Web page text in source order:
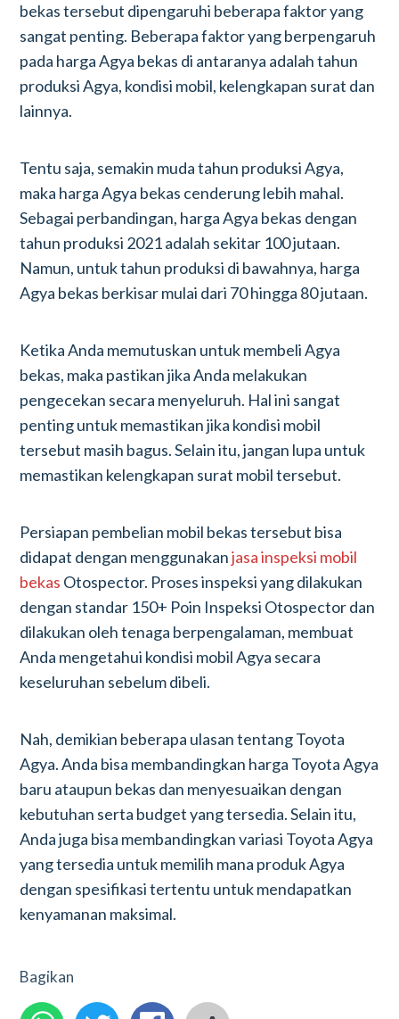
bekas tersebut dipengaruhi beberapa faktor yang
sangat penting. Beberapa faktor yang berpengaruh
pada harga Agya bekas di antaranya adalah tahun
produksi Agya, kondisi mobil, kelengkapan surat dan
lainnya.
Tentu saja, semakin muda tahun produksi Agya,
maka harga Agya bekas cenderung lebih mahal.
Sebagai perbandingan, harga Agya bekas dengan
tahun produksi 2021 adalah sekitar 100 jutaan.
Namun, untuk tahun produksi di bawahnya, harga
Agya bekas berkisar mulai dari 70 hingga 80 jutaan.
Ketika Anda memutuskan untuk membeli Agya
bekas, maka pastikan jika Anda melakukan
pengecekan secara menyeluruh. Hal ini sangat
penting untuk memastikan jika kondisi mobil
tersebut masih bagus. Selain itu, jangan lupa untuk
memastikan kelengkapan surat mobil tersebut.
Persiapan pembelian mobil bekas tersebut bisa
didapat dengan menggunakanjasa inspeksi mobil
bekas Otospector. Proses inspeksi yang dilakukan
dengan standar 150+ Poin Inspeksi Otospector dan
dilakukan oleh tenaga berpengalaman, membuat
Anda mengetahui kondisi mobil Agya secara
keseluruhan sebelum dibeli.
Nah, demikian beberapa ulasan tentang Toyota
Agya. Anda bisa membandingkan harga Toyota Agya
baru ataupun bekas dan menyesuaikan dengan
kebutuhan serta budget yang tersedia. Selain itu,
Anda juga bisa membandingkan variasi Toyota Agya
yang tersedia untuk memilih mana produk Agya
dengan spesifikasi tertentu untuk mendapatkan
kenyamanan maksimal.
Bagikan